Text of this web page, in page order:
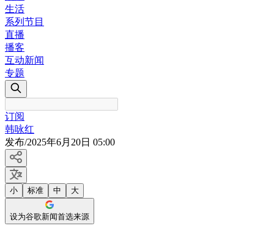
生活
系列节目
直播
播客
互动新闻
专题
订阅
韩咏红
发布/2025年6月20日 05:00
小 标准 中 大
设为谷歌新闻首选来源